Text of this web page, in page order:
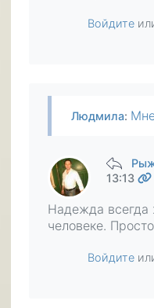
Войдите
Людмила: Мне понятны ваши слова
13:13
Надежда
человеке.
Войдите